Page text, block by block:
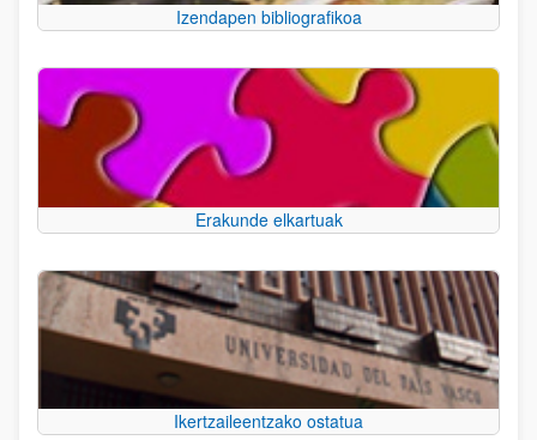
Izendapen bibliografikoa
Erakunde elkartuak
Ikertzaileentzako ostatua